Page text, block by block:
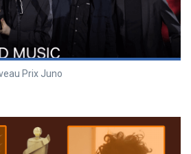
Prix Juno